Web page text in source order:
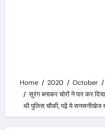
Home 2020 October
सुरंग बनाकर चोरों ने पार कर
थी पुलिस चौकी, पढ़ें ये सनसनीखेज